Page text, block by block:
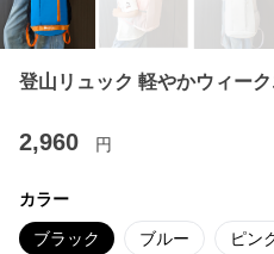
登山リュック 軽やかウィー
2,960 円
カラー
ブラック ブルー ピン